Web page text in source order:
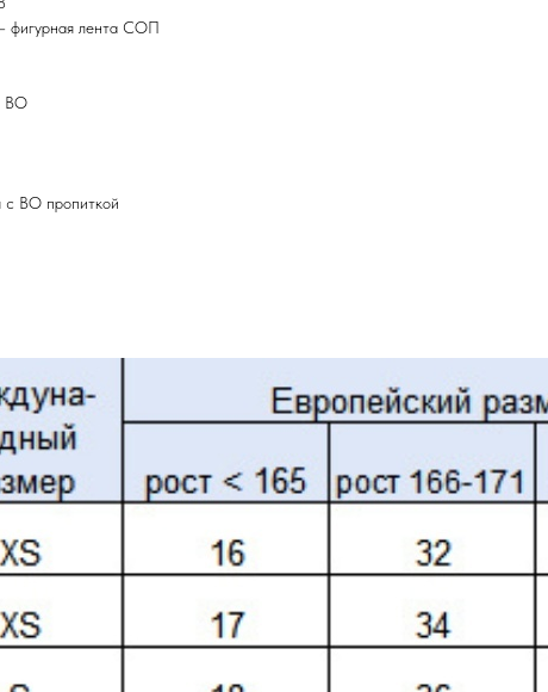
фигурная лента СОП
ВО
с ВО пропиткой